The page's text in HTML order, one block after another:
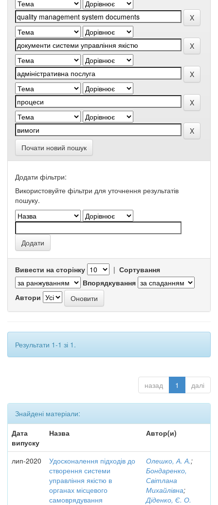
Почати новий пошук
Додати фільтри:
Використовуйте фільтри для уточнення результатів
пошуку.
Вивести на сторінку | Сортування
Впорядкування
Автори
Результати 1-1 зі 1.
назад 1 далі
Знайдені матеріали:
Дата
випуску
Назва Автор(и)
лип-2020
Удосконалення підходів до
створення системи
управління якістю в
органах місцевого
самоврядування
Олешко, А. А.;
Бондаренко,
Світлана
Михайлівна;
Діденко, Є. О.